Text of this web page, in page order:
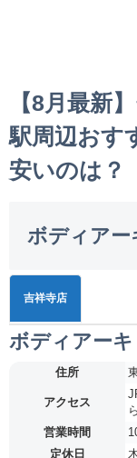
【8月最新
駅周辺おす
安いのは？
ボディアー
吉祥寺店
ボディアー
住所
アクセス
営業時間
定休日